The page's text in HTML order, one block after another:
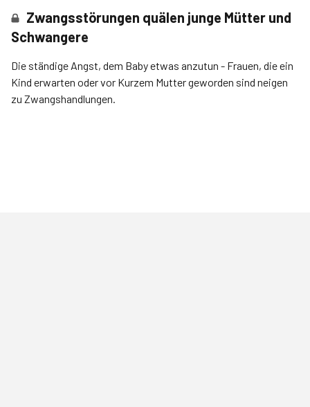
Zwangsstörungen quälen junge Mütter und
Schwangere
Die ständige Angst, dem Baby etwas anzutun - Frauen, die ein
Kind erwarten oder vor Kurzem Mutter geworden sind neigen
zu Zwangshandlungen.